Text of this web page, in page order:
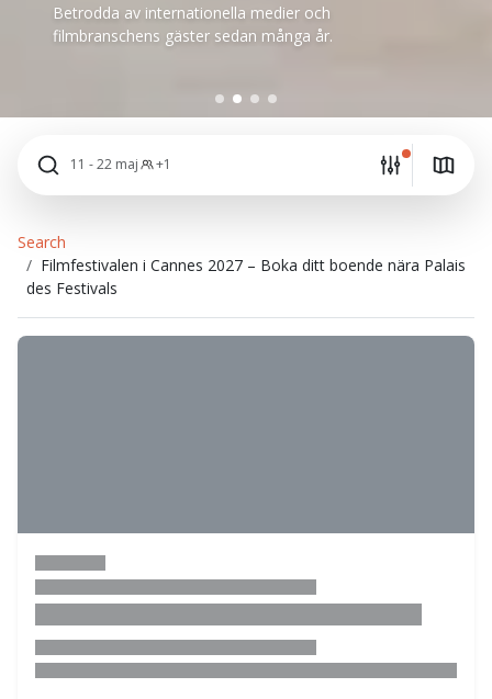
Betrodda av internationella medier och
filmbranschens gäster sedan många år.
11 - 22 maj +1
Search
Filmfestivalen i Cannes 2027 – Boka ditt boende nära Palais
des Festivals